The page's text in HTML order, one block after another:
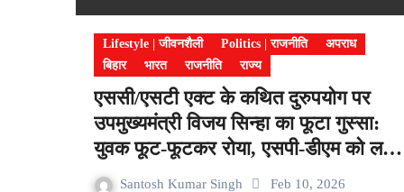
Lifestyle | जीवनशैली Politics | राजनीति
अपराध
बिहार
भारत राजनीति राज्य
एससी/एसटी एक्ट के कथित दुरुपयोग पर
उपमुख्यमंत्री विजय सिन्हा का फूटा गुस्सा:
युवक फूट-फूटकर रोया, एसपी-डीएम को लगाई
कड़ी फटकार
Santosh Kumar Singh Feb 10, 2026